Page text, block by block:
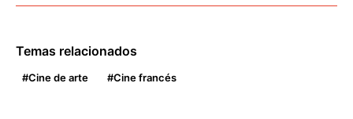
Temas relacionados
Cine de arte Cine francés